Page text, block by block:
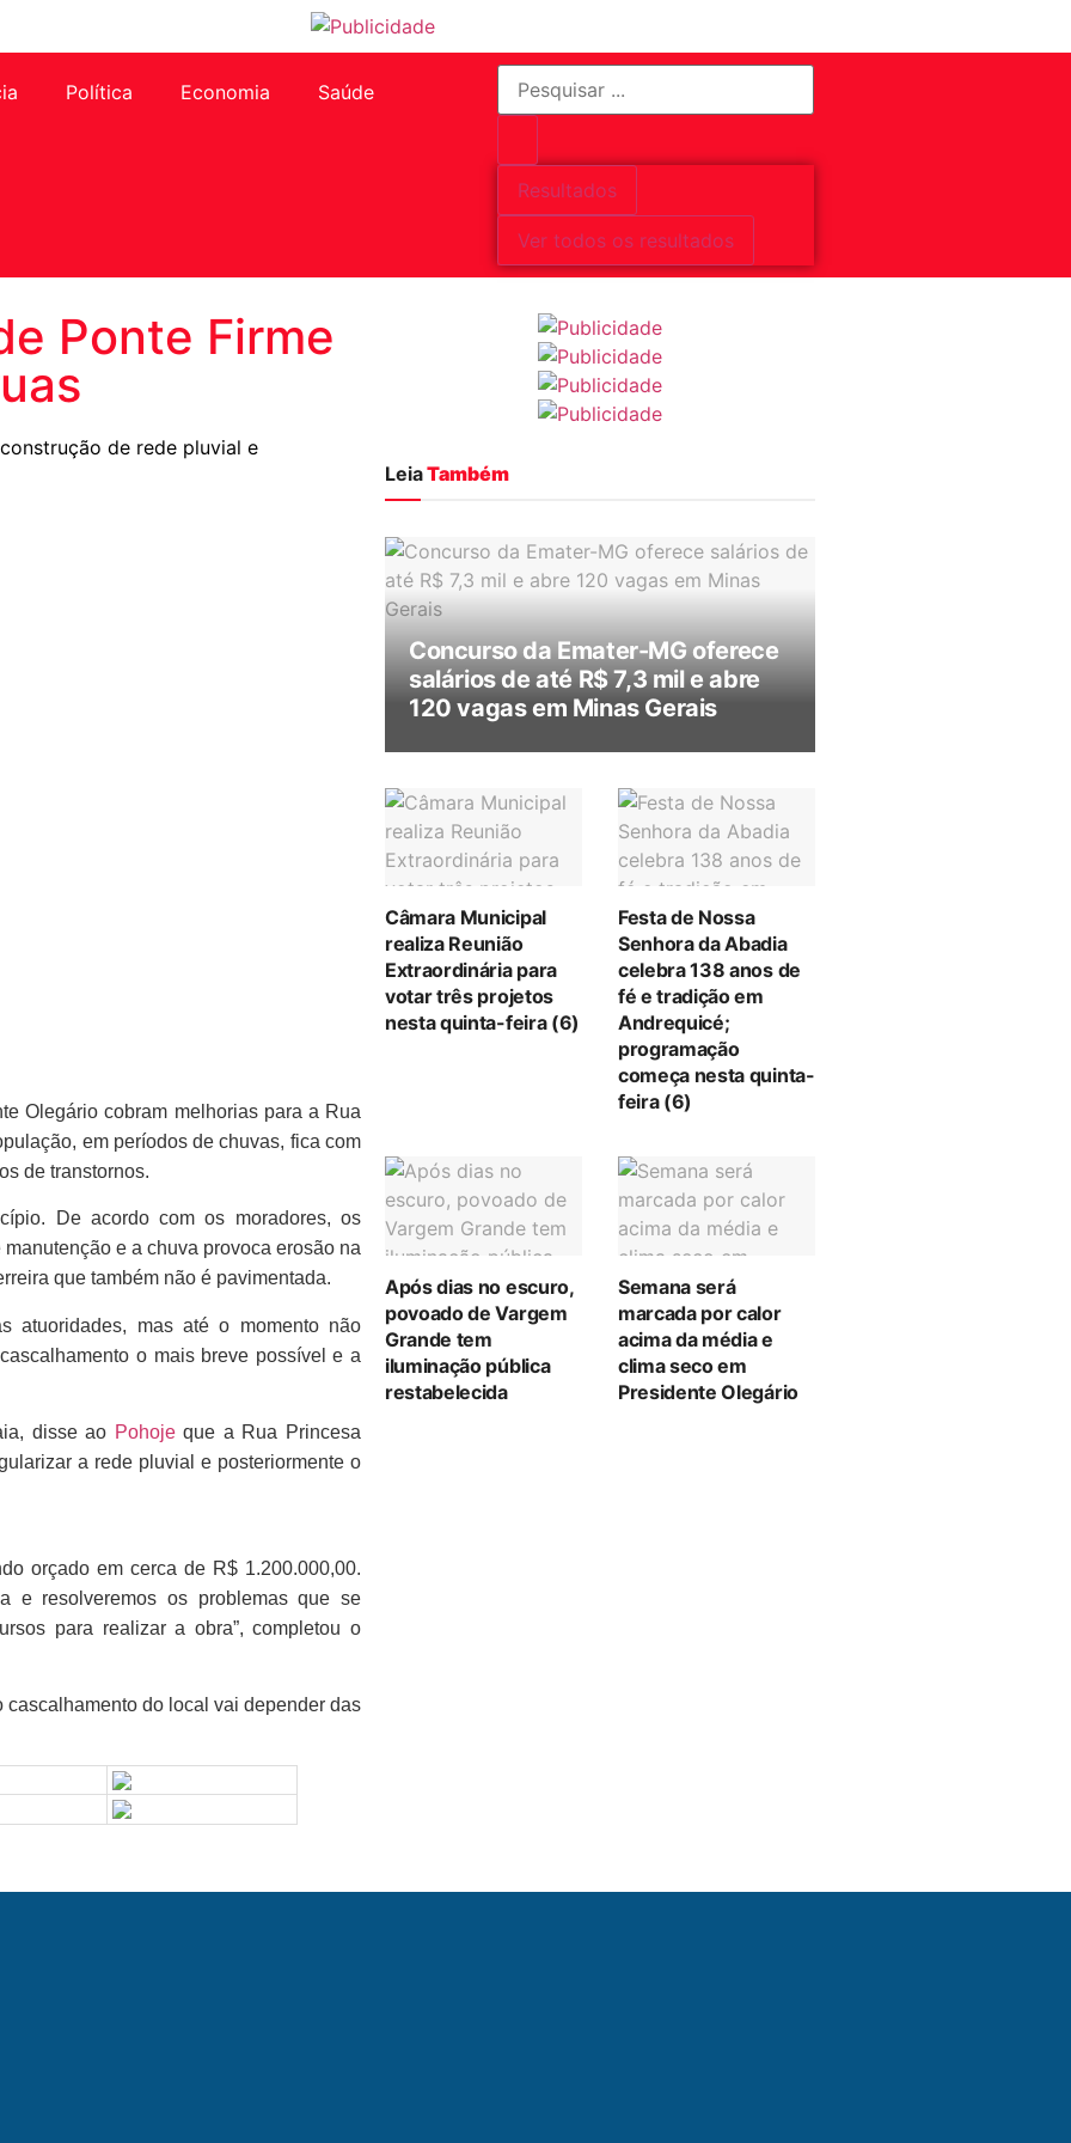
Política Economia Saúde
Resultados
Ver todos os resultados
Ponte Firme
de rede pluvial e
Olegário cobram melhorias para a Rua
em períodos de chuvas, fica com
de transtornos.
De acordo com os moradores, os
e a chuva provoca erosão na
que também não é pavimentada.
atuoridades, mas até o momento não
o mais breve possível e a
disse ao Pohojeque a Rua Princesa
a rede pluvial e posteriormente o
orçado em cerca de R$ 1.200.000,00.
e resolveremos os problemas que se
para realizar a obra”, completou o
do local vai depender das
LeiaTambém
Concurso da Emater-MG oferece
salários de até R$ 7,3 mil e abre
120 vagas em Minas Gerais
Câmara Municipal
realiza Reunião
Extraordinária para
votar três projetos
nesta quinta-feira (6)
Festa de Nossa
Senhora da Abadia
celebra 138 anos de
fé e tradição em
Andrequicé;
programação
começa nesta quinta-
feira (6)
Após dias no escuro,
povoado de Vargem
Grande tem
iluminação pública
restabelecida
Semana será
marcada por calor
acima da média e
clima seco em
Presidente Olegário